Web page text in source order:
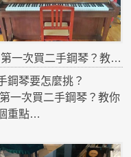
第一次買二手鋼琴？教你三個重點
鋼琴要怎麼挑？
一次買二手鋼琴？教你
重點
手鋼琴會不會很舊？」